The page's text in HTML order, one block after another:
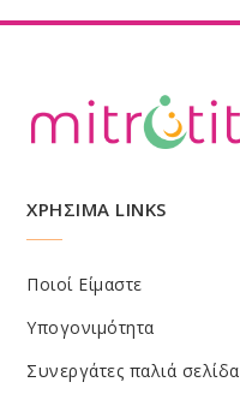
ΧΡΗΣΙΜΑ LINKS
Ποιοί Είμαστε
Υπογονιμότητα
Συνεργάτες παλιά σελίδα